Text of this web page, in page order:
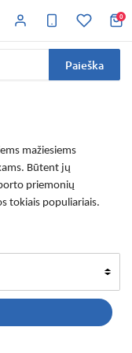
0
Paieška
mažiesiems
Būtent jų
priemonių
tokiais populiariais.
pramonėje.
kokybe. Tad ir mes juos
pasitikėjimu.
, krautuvus,
džipus ir kitas
gali būti ir realių prekių